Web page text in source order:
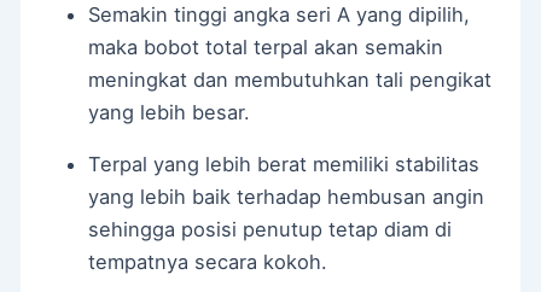
Semakin tinggi angka seri A yang dipilih,
maka bobot total terpal akan semakin
meningkat dan membutuhkan tali pengikat
yang lebih besar.
Terpal yang lebih berat memiliki stabilitas
yang lebih baik terhadap hembusan angin
sehingga posisi penutup tetap diam di
tempatnya secara kokoh.